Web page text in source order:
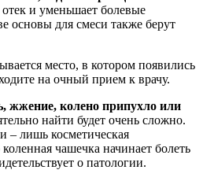
и уменьшает болевые
основы для смеси также берут
место, в котором появились
на очный прием к врачу.
жжение, колено припухло или
найти будет очень сложно.
– лишь косметическая
чашечка начинает болеть
о патологии.